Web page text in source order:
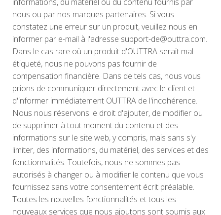
nous ou par nos marques partenaires. Si vous
constatez une erreur sur un produit, veuillez nous en
informer par e-mail à l'adresse support-de@outtra.com.
Dans le cas rare où un produit d'OUTTRA serait mal
étiqueté, nous ne pouvons pas fournir de
compensation financière. Dans de tels cas, nous vous
prions de communiquer directement avec le client et
d'informer immédiatement OUTTRA de l'incohérence.
Nous nous réservons le droit d'ajouter, de modifier ou
de supprimer à tout moment du contenu et des
informations sur le site web, y compris, mais sans s'y
limiter, des informations, du matériel, des services et des
fonctionnalités. Toutefois, nous ne sommes pas
autorisés à changer ou à modifier le contenu que vous
fournissez sans votre consentement écrit préalable.
Toutes les nouvelles fonctionnalités et tous les
nouveaux services que nous ajoutons sont soumis aux